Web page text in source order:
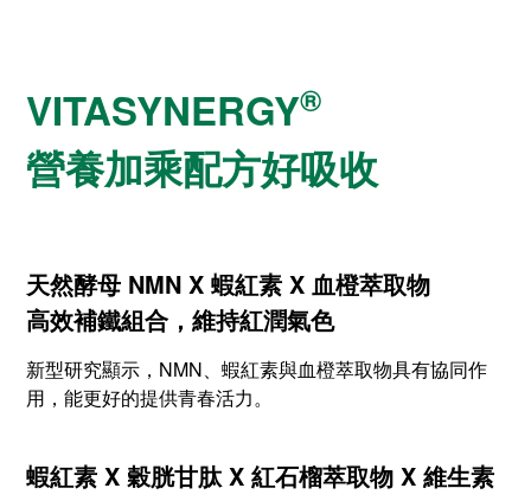
VITASYNERGY®
營養加乘配方好吸收
天然酵母 NMN X 蝦紅素 X 血橙萃取物
高效補鐵組合，維持紅潤氣色
新型研究顯示，NMN、蝦紅素與血橙萃取物具有協同作
用，能更好的提供青春活力。
蝦紅素 X 穀胱甘肽 X 紅石榴萃取物 X 維生素